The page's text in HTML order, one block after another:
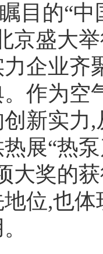
目的“
京盛大
企业齐
作为空
新实力
展“热
大奖的
位,也